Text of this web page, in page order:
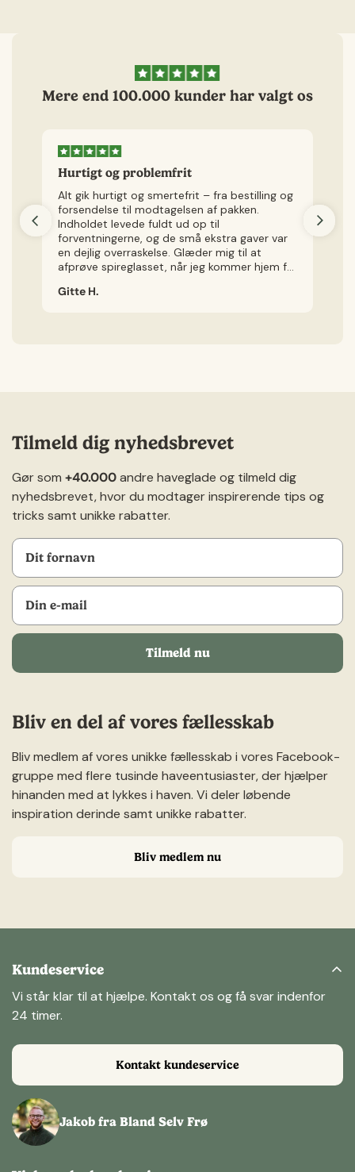
Mere end 100.000 kunder har valgt os
Hurtigt og problemfrit
Alt gik hurtigt og smertefrit – fra bestilling og
forsendelse til modtagelsen af pakken.
Indholdet levede fuldt ud op til
forventningerne, og de små ekstra gaver var
en dejlig overraskelse. Glæder mig til at
afprøve spireglasset, når jeg kommer hjem fra
Gitte H.
Tilmeld dig nyhedsbrevet
Gør som +40.000andre haveglade og tilmeld dig
nyhedsbrevet, hvor du modtager inspirerende tips og
tricks samt unikke rabatter.
Tilmeld nu
Bliv en del af vores fællesskab
Bliv medlem af vores unikke fællesskab i vores Facebook-
gruppe med flere tusinde haveentusiaster, der hjælper
hinanden med at lykkes i haven. Vi deler løbende
inspiration derinde samt unikke rabatter.
Bliv medlem nu
Kundeservice
Vi står klar til at hjælpe. Kontakt os og få svar indenfor
24 timer.
Kontakt kundeservice
Jakob fra Bland Selv Frø